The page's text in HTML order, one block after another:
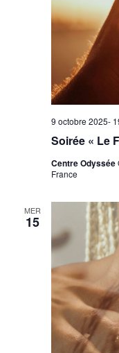
Soirée « Le
9 octobre 2025-
Centre Odyssée
France
MER
15